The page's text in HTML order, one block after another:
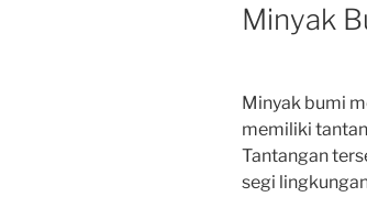
Minyak
Minyak bumi
memiliki
Tantangan
segi